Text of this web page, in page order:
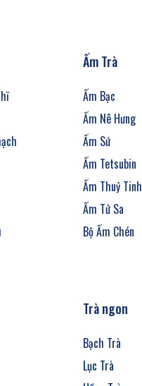
Ấm Trà
Ấm Bạc
Ấm Nê Hưng
Ấm Sứ
Ấm Tetsubin
Ấm Thuỷ Tinh
Ấm Tử Sa
Bộ Ấm Chén
Trà ngon
Bạch Trà
Lục Trà